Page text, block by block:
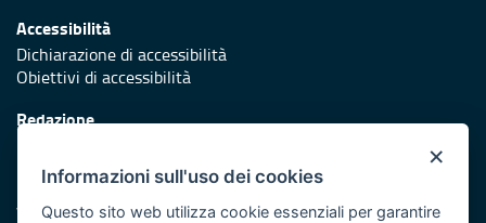
Accessibilità
Dichiarazione di accessibilità
Obiettivi di accessibilità
Redazione
Protezione civile
Vai al sito di Protezione Civile Puglia
×
Informazioni sull'uso dei cookies
Questo sito web utilizza cookie essenziali per garantire